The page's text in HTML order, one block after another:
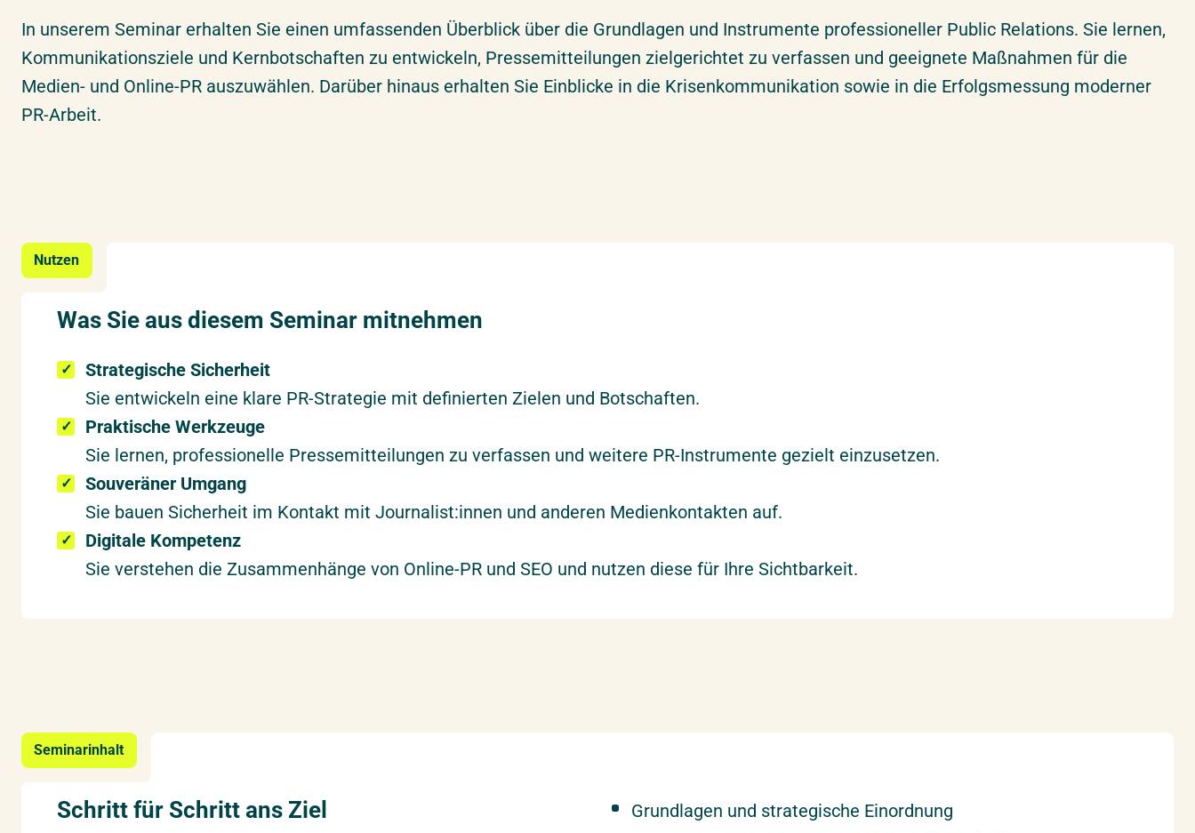
Ihre Extras bei uns
Inhouse-Schulung
Über ifmera academy
Folgekurse
In unserem Seminar erhalten Sie einen umfassenden Überblick über die Grundlagen und Instrumente professioneller Public Relations. Sie lernen,
Kommunikationsziele und Kernbotschaften zu entwickeln, Pressemitteilungen zielgerichtet zu verfassen und geeignete Maßnahmen für die
Medien- und Online-PR auszuwählen. Darüber hinaus erhalten Sie Einblicke in die Krisenkommunikation sowie in die Erfolgsmessung moderner
PR-Arbeit.
Nutzen
Was Sie aus diesem Seminar mitnehmen
Strategische Sicherheit
Sie entwickeln eine klare PR-Strategie mit definierten Zielen und Botschaften.
Praktische Werkzeuge
Sie lernen, professionelle Pressemitteilungen zu verfassen und weitere PR-Instrumente gezielt einzusetzen.
Souveräner Umgang
Sie bauen Sicherheit im Kontakt mit Journalist:innen und anderen Medienkontakten auf.
Digitale Kompetenz
Sie verstehen die Zusammenhänge von Online-PR und SEO und nutzen diese für Ihre Sichtbarkeit.
Seminarinhalt
Schritt für Schritt ans Ziel
Grundlagen und strategische Einordnung